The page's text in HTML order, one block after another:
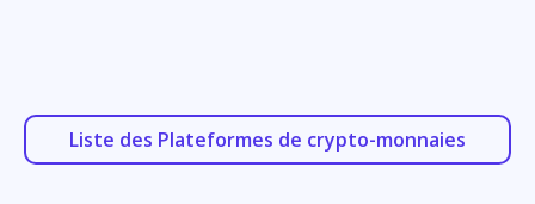
Liste des Plateformes de crypto-monnaies